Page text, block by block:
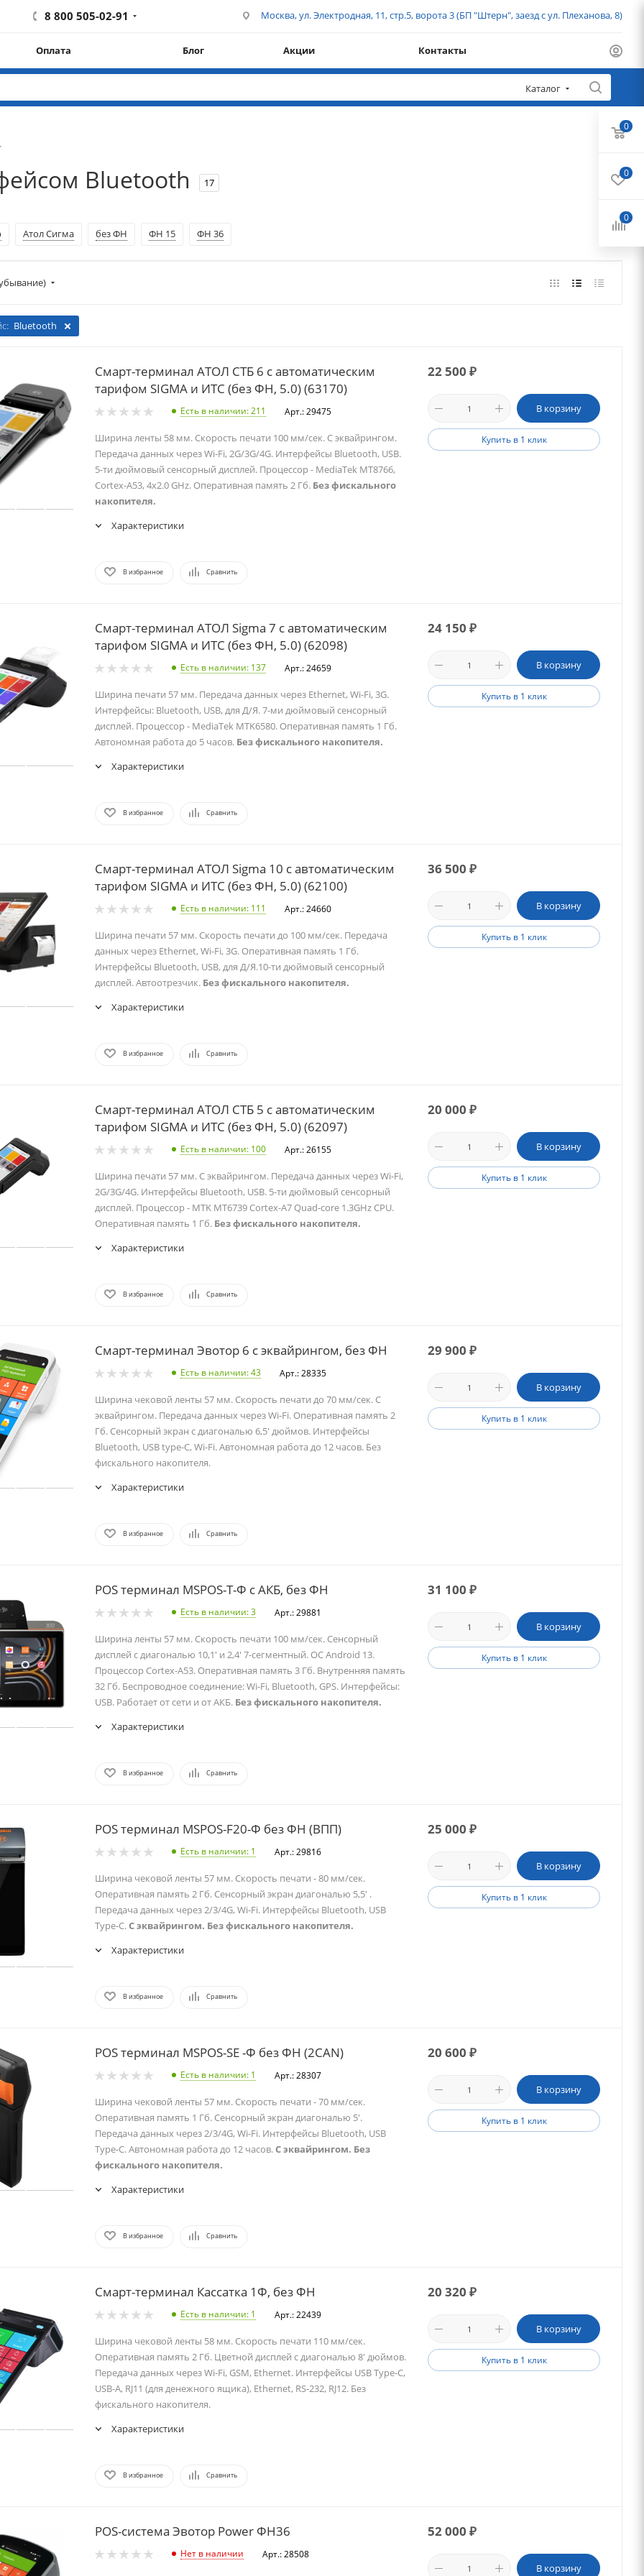
8 800 505-02-91 Москва, ул. Электродная, 11, стр.5, ворота 3 (БП "Штерн", заезд с ул. Плеханова, 8)
Оплата Блог Акции Контакты
Каталог
Bluetooth 17
Атол Сигма без ФН ФН 15 ФН 36
Bluetooth
Смарт-терминал АТОЛ СТБ 6 с автоматическим
тарифом SIGMA и ИТС (без ФН, 5.0) (63170)
Есть в наличии: 211 Арт.: 29475
Ширина ленты 58 мм. Скорость печати 100 мм/сек. С эквайрингом.
Передача данных через Wi-Fi, 2G/3G/4G. Интерфейсы Bluetooth, USB.
5-ти дюймовый сенсорный дисплей. Процессор - MediaTek MT8766,
Cortex-A53, 4x2.0 GHz. Оперативная память 2 Гб. Без фискального
накопителя.
Характеристики
В избранное Сравнить
22 500 ₽
В корзину
Купить в 1 клик
Смарт-терминал АТОЛ Sigma 7 с автоматическим
тарифом SIGMA и ИТС (без ФН, 5.0) (62098)
Есть в наличии: 137 Арт.: 24659
Ширина печати 57 мм. Передача данных через Ethernet, Wi-Fi, 3G.
Интерфейсы: Bluetooth, USB, для Д/Я. 7-ми дюймовый сенсорный
дисплей. Процессор - MediaTek MTK6580. Оперативная память 1 Гб.
Автономная работа до 5 часов. Без фискального накопителя.
Характеристики
В избранное Сравнить
24 150 ₽
В корзину
Купить в 1 клик
Смарт-терминал АТОЛ Sigma 10 с автоматическим
тарифом SIGMA и ИТС (без ФН, 5.0) (62100)
Есть в наличии: 111 Арт.: 24660
Ширина печати 57 мм. Скорость печати до 100 мм/сек. Передача
данных через Ethernet, Wi-Fi, 3G. Оперативная память 1 Гб.
Интерфейсы Bluetooth, USB, для Д/Я.10-ти дюймовый сенсорный
дисплей. Автоотрезчик. Без фискального накопителя.
Характеристики
В избранное Сравнить
36 500 ₽
В корзину
Купить в 1 клик
Смарт-терминал АТОЛ СТБ 5 с автоматическим
тарифом SIGMA и ИТС (без ФН, 5.0) (62097)
Есть в наличии: 100 Арт.: 26155
Ширина печати 57 мм. С эквайрингом. Передача данных через Wi-Fi,
2G/3G/4G. Интерфейсы Bluetooth, USB. 5-ти дюймовый сенсорный
дисплей. Процессор - MTK MT6739 Cortex-A7 Quad-core 1.3GHz CPU.
Оперативная память 1 Гб. Без фискального накопителя.
Характеристики
В избранное Сравнить
20 000 ₽
В корзину
Купить в 1 клик
Смарт-терминал Эвотор 6 с эквайрингом, без ФН
Есть в наличии: 43 Арт.: 28335
Ширина чековой ленты 57 мм. Скорость печати до 70 мм/сек. С
эквайрингом. Передача данных через Wi-Fi. Оперативная память 2
Гб. Сенсорный экран с диагональю 6,5' дюймов. Интерфейсы
Bluetooth, USB type-C, Wi-Fi. Автономная работа до 12 часов. Без
фискального накопителя.
Характеристики
В избранное Сравнить
29 900 ₽
В корзину
Купить в 1 клик
POS терминал MSPOS-T-Ф с АКБ, без ФН
Есть в наличии: 3 Арт.: 29881
Ширина ленты 57 мм. Скорость печати 100 мм/сек. Сенсорный
дисплей с диагональю 10,1' и 2,4' 7-сегментный. ОС Android 13.
Процессор Cortex-A53. Оперативная память 3 Гб. Внутренняя память
32 Гб. Беспроводное соединение: Wi-Fi, Bluetooth, GPS. Интерфейсы:
USB. Работает от сети и от АКБ. Без фискального накопителя.
Характеристики
В избранное Сравнить
31 100 ₽
В корзину
Купить в 1 клик
POS терминал MSPOS-F20-Ф без ФН (ВПП)
Есть в наличии: 1 Арт.: 29816
Ширина чековой ленты 57 мм. Скорость печати - 80 мм/сек.
Оперативная память 2 Гб. Сенсорный экран диагональю 5,5' .
Передача данных через 2/3/4G, Wi-Fi. Интерфейсы Bluetooth, USB
Type‑C.С эквайрингом. Без фискального накопителя.
Характеристики
В избранное Сравнить
25 000 ₽
В корзину
Купить в 1 клик
POS терминал MSPOS-SE -Ф без ФН (2CAN)
Есть в наличии: 1 Арт.: 28307
Ширина чековой ленты 57 мм. Скорость печати - 70 мм/сек.
Оперативная память 1 Гб. Сенсорный экран диагональю 5'.
Передача данных через 2/3/4G, Wi-Fi. Интерфейсы Bluetooth, USB
Type‑C. Автономная работа до 12 часов.С эквайрингом. Без
фискального накопителя.
Характеристики
В избранное Сравнить
20 600 ₽
В корзину
Купить в 1 клик
Смарт-терминал Кассатка 1Ф, без ФН
Есть в наличии: 1 Арт.: 22439
Ширина чековой ленты 58 мм. Скорость печати 110 мм/сек.
Оперативная память 2 Гб. Цветной дисплей с диагональю 8' дюймов.
Передача данных через Wi-Fi, GSM, Ethernet. Интерфейсы USB Type-C,
USB-A, RJ11 (для денежного ящика), Ethernet, RS-232, RJ12. Без
фискального накопителя.
Характеристики
В избранное Сравнить
20 320 ₽
В корзину
Купить в 1 клик
POS-система Эвотор Power ФН36
Нет в наличии Арт.: 28508
52 000 ₽
В корзину
0
0
0